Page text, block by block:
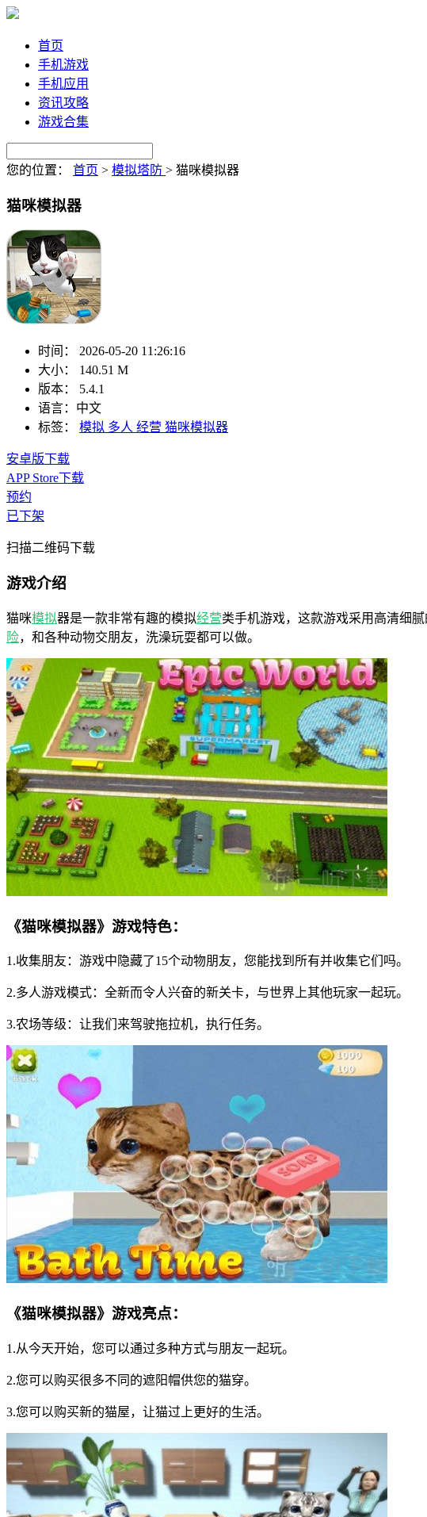
首页
手机游戏
手机应用
资讯攻略
游戏合集
您的位置： 首页 > 模拟塔防 > 猫咪模拟器
猫咪模拟器
时间：
2026-05-20 11:26:16
大小：
140.51 M
版本：
5.4.1
语言： 中文
标签：
模拟 多人 经营 猫咪模拟器
安卓版下载
APP Store下载
预约
已下架
扫描二维码下载
游戏介绍
猫咪模拟器是一款非常有趣的模拟经营类手机游戏，这款游戏采用高清细腻
险，和各种动物交朋友，洗澡玩耍都可以做。
《猫咪模拟器》游戏特色：
1.收集朋友：游戏中隐藏了15个动物朋友，您能找到所有并收集它们吗。
2.多人游戏模式：全新而令人兴奋的新关卡，与世界上其他玩家一起玩。
3.农场等级：让我们来驾驶拖拉机，执行任务。
《猫咪模拟器》游戏亮点：
1.从今天开始，您可以通过多种方式与朋友一起玩。
2.您可以购买很多不同的遮阳帽供您的猫穿。
3.您可以购买新的猫屋，让猫过上更好的生活。